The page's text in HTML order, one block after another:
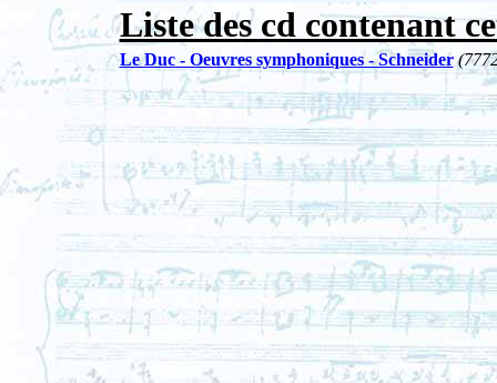
Liste des cd contenant
Le Duc - Oeuvres symphoniques - Schneider